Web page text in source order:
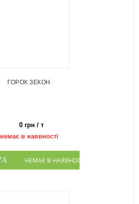
ГОРОХ ЗЕКОН
0 грн / т
немає в наявності
НЕМАЄ В НАЯВНОСТІ